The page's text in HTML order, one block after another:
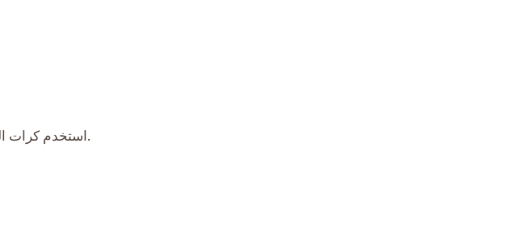
استخدم كرات القطن في الأذنين لمنع دخول الماء. كن لطيفًا عند غسل الوجه وتجنب ملامسة الشامبو مباشرة للعينين.